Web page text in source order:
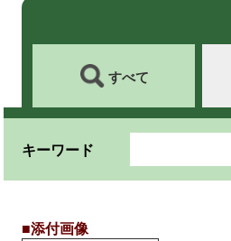
すべて
キーワード
■添付画像